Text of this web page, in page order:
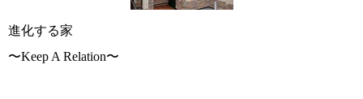
進化する家
〜Keep A Relation〜